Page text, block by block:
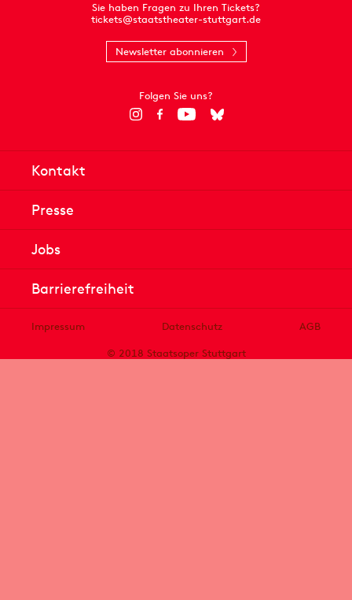
Sie haben Fragen zu Ihren Tickets?
tickets@staatstheater-stuttgart.de
Newsletter abonnieren
Folgen Sie uns?
Kontakt
Presse
Jobs
Barrierefreiheit
Impressum Datenschutz
AGB
© 2018 Staatsoper Stuttgart